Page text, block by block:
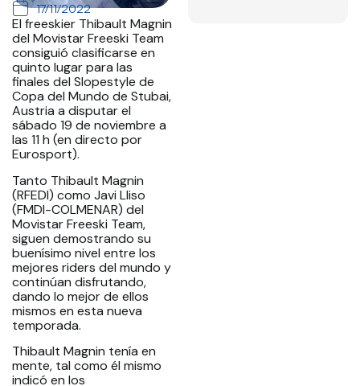
17/11/2022
El freeskier Thibault Magnin
del Movistar Freeski Team
consiguió clasificarse en
quinto lugar para las
finales del Slopestyle de
Copa del Mundo de Stubai,
Austria a disputar el
sábado 19 de noviembre a
las 11 h (en directo por
Eurosport).
Tanto Thibault Magnin
(RFEDI) como Javi Lliso
(FMDI-COLMENAR) del
Movistar Freeski Team,
siguen demostrando su
buenísimo nivel entre los
mejores riders del mundo y
continúan disfrutando,
dando lo mejor de ellos
mismos en esta nueva
temporada.
Thibault Magnin tenía en
mente, tal como él mismo
indicó en los